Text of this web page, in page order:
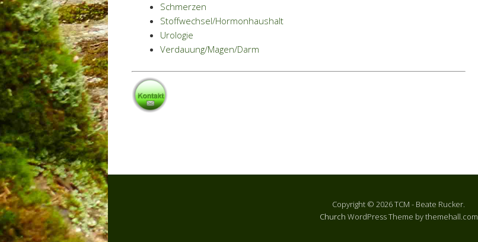
Schmerzen
Stoffwechsel/Hormonhaushalt
Urologie
Verdauung/Magen/Darm
Copyright © 2026 TCM - Beate Rucker.
Church WordPress Theme by themehall.com